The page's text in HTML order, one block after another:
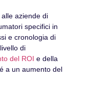
aziende di
specifici in
e cronologia di
di
del ROI e della
a un aumento del